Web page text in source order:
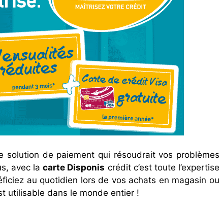
solution de paiement qui résoudrait vos problèmes
avec lacarte Disponis crédit c’est toute l’expertise
au quotidien lors de vos achats en magasin ou
utilisable dans le monde entier !